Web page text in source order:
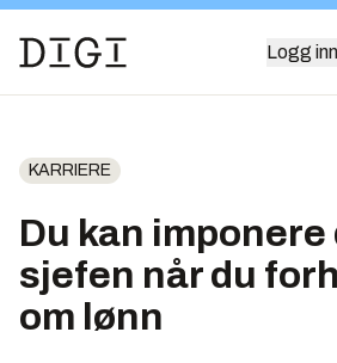
Logg inn
KARRIERE
Du kan imponere
sjefen når du
om lønn